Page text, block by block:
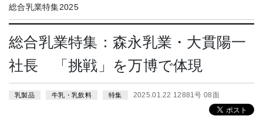
総合乳業特集2025
総合乳業特集：森永乳業・大貫陽一
社長 「挑戦」を万博で体現
乳製品 牛乳・乳飲料 特集 2025.01.22 12881号 08面